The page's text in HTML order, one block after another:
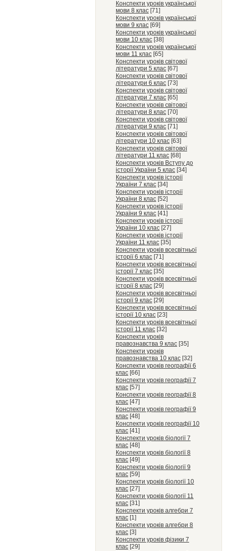
Конспекти уроків української
мови 8 клас [71]
Конспекти уроків української
мови 9 клас [69]
Конспекти уроків української
мови 10 клас [38]
Конспекти уроків української
мови 11 клас [65]
Конспекти уроків світової
літератури 5 клас [67]
Конспекти уроків світової
літератури 6 клас [73]
Конспекти уроків світової
літератури 7 клас [65]
Конспекти уроків світової
літератури 8 клас [70]
Конспекти уроків світової
літератури 9 клас [71]
Конспекти уроків світової
літератури 10 клас [63]
Конспекти уроків світової
літератури 11 клас [68]
Конспекти уроків Вступу до
історії України 5 клас [34]
Конспекти уроків історії
України 7 клас [34]
Конспекти уроків історії
України 8 клас [52]
Конспекти уроків історії
України 9 клас [41]
Конспекти уроків історії
України 10 клас [27]
Конспекти уроків історії
України 11 клас [35]
Конспекти уроків всесвітньої
історії 6 клас [71]
Конспекти уроків всесвітньої
історії 7 клас [35]
Конспекти уроків всесвітньої
історії 8 клас [29]
Конспекти уроків всесвітньої
історії 9 клас [29]
Конспекти уроків всесвітньої
історії 10 клас [23]
Конспекти уроків всесвітньої
історії 11 клас [32]
Конспекти уроків
правознавства 9 клас [35]
Конспекти уроків
правознавства 10 клас [32]
Конспекти уроків географії 6
клас [66]
Конспекти уроків географії 7
клас [57]
Конспекти уроків географії 8
клас [47]
Конспекти уроків географії 9
клас [48]
Конспекти уроків географії 10
клас [41]
Конспекти уроків біології 7
клас [48]
Конспекти уроків біології 8
клас [49]
Конспекти уроків біології 9
клас [59]
Конспекти уроків біології 10
клас [27]
Конспекти уроків біології 11
клас [31]
Конспекти уроків алгебри 7
клас [1]
Конспекти уроків алгебри 8
клас [3]
Конспекти уроків фізики 7
клас [29]